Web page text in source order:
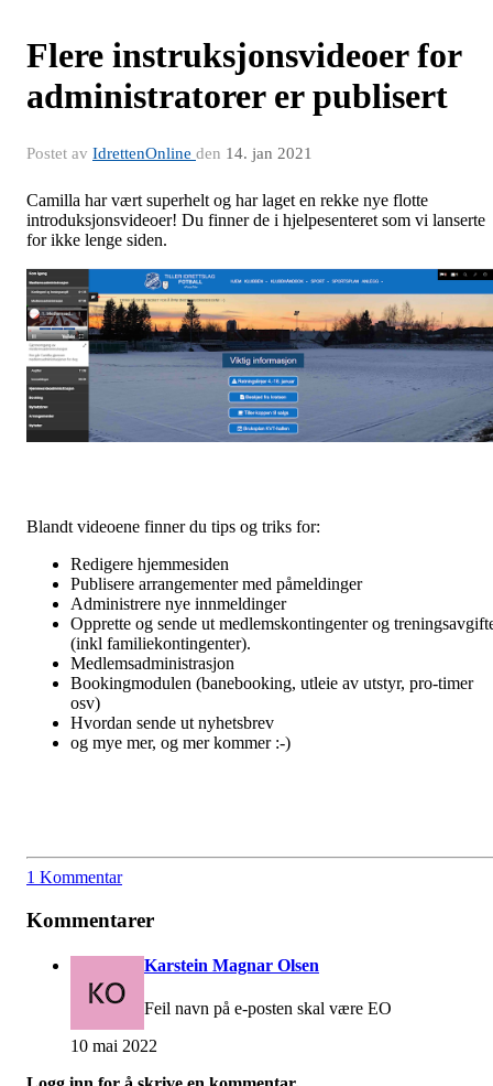
Flere instruksjonsvideoer for
administratorer er publisert
Postet av IdrettenOnline den 14. jan 2021
Camilla har vært superhelt og har laget en rekke nye flotte
introduksjonsvideoer! Du finner de i hjelpesenteret som vi lanserte
for ikke lenge siden.
Blandt videoene finner du tips og triks for:
Redigere hjemmesiden
Publisere arrangementer med påmeldinger
Administrere nye innmeldinger
Opprette og sende ut medlemskontingenter og
(inkl familiekontingenter).
Medlemsadministrasjon
Bookingmodulen (banebooking, utleie av utstyr, pro-timer
osv)
Hvordan sende ut nyhetsbrev
og mye mer, og mer kommer :-)
1 Kommentar
Kommentarer
Karstein Magnar Olsen
Feil navn på e-posten skal være EO
10 mai 2022